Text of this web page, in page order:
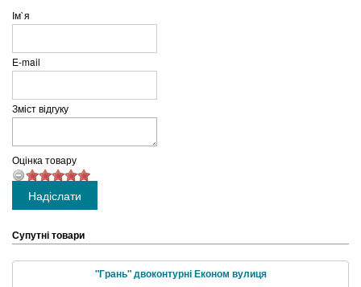
Ім`я
E-mail
Зміст відгуку
Оцінка товару
Супутні товари
"Грань" двоконтурні Економ вулиця